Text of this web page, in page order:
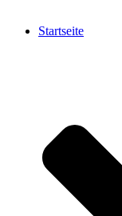
Startseite